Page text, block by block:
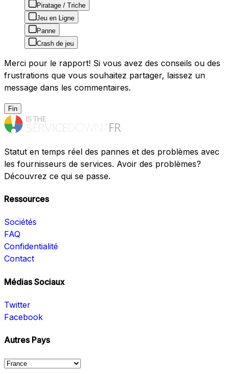
Piratage / Triche
Jeu en Ligne
Panne
Crash de jeu
Merci pour le rapport! Si vous avez des conseils ou des
frustrations que vous souhaitez partager, laissez un
message dans les commentaires.
Fin
Statut en temps réel des pannes et des problèmes avec
les fournisseurs de services. Avoir des problèmes?
Découvrez ce qui se passe.
Ressources
Sociétés
FAQ
Confidentialité
Contact
Médias Sociaux
Twitter
Facebook
Autres Pays